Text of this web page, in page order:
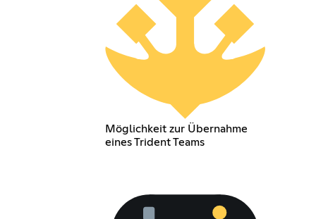
Möglichkeit zur Übernahme
eines Trident Teams